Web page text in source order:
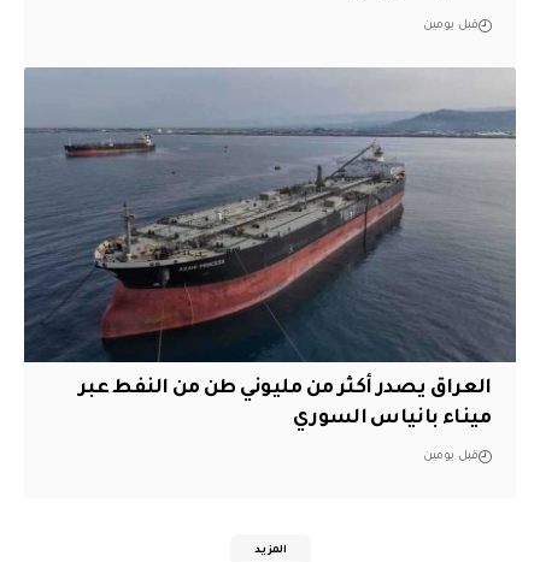
قبل يومين
العراق يصدر أكثر من مليوني طن من النفط عبر
ميناء بانياس السوري
قبل يومين
المزيد